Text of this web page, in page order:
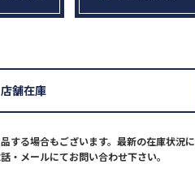
する場合もございます。最新の在庫状況に
・メールにてお問い合わせ下さい。
店舗在庫